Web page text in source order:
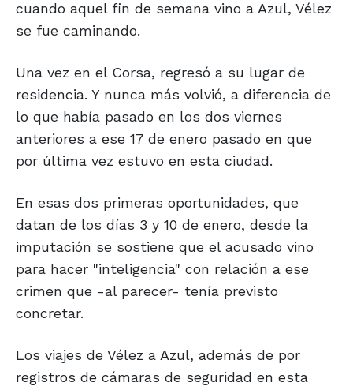
cuando aquel fin de semana vino a Azul, Vélez
se fue caminando.
Una vez en el Corsa, regresó a su lugar de
residencia. Y nunca más volvió, a diferencia de
lo que había pasado en los dos viernes
anteriores a ese 17 de enero pasado en que
por última vez estuvo en esta ciudad.
En esas dos primeras oportunidades, que
datan de los días 3 y 10 de enero, desde la
imputación se sostiene que el acusado vino
para hacer "inteligencia" con relación a ese
crimen que -al parecer- tenía previsto
concretar.
Los viajes de Vélez a Azul, además de por
registros de cámaras de seguridad en esta